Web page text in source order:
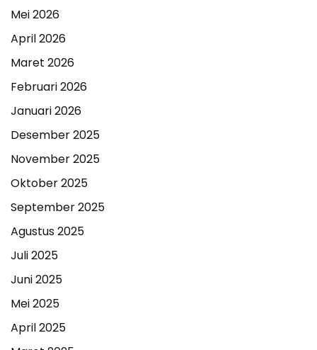
Mei 2026
April 2026
Maret 2026
Februari 2026
Januari 2026
Desember 2025
November 2025
Oktober 2025
September 2025
Agustus 2025
Juli 2025
Juni 2025
Mei 2025
April 2025